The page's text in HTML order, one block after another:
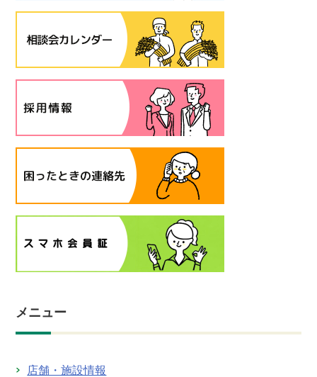
メニュー
店舗・施設情報